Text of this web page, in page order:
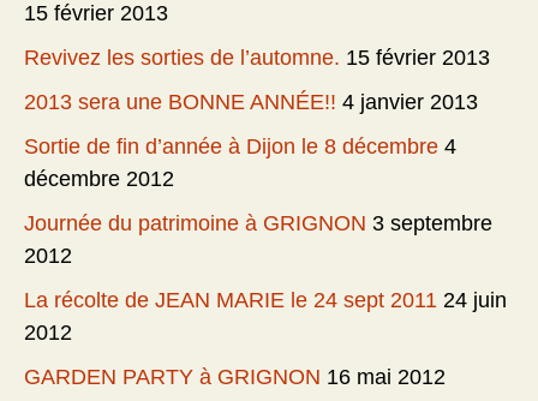
15 février 2013
Revivez les sorties de l’automne. 15 février 2013
2013 sera une BONNE ANNÉE!! 4 janvier 2013
Sortie de fin d’année à Dijon le 8 décembre 4
décembre 2012
Journée du patrimoine à GRIGNON 3 septembre
2012
La récolte de JEAN MARIE le 24 sept 2011 24 juin
2012
GARDEN PARTY à GRIGNON 16 mai 2012